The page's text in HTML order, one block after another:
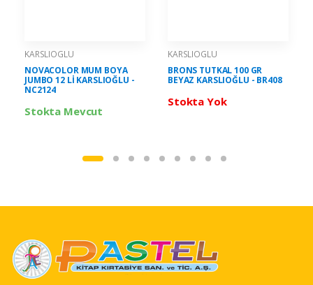
KARSLIOGLU
NOVACOLOR MUM BOYA
JUMBO 12 Lİ KARSLIOĞLU -
NC2124
Stokta Mevcut
KARSLIOGLU
BRONS TUTKAL 100 GR
BEYAZ KARSLIOĞLU - BR408
Stokta Yok